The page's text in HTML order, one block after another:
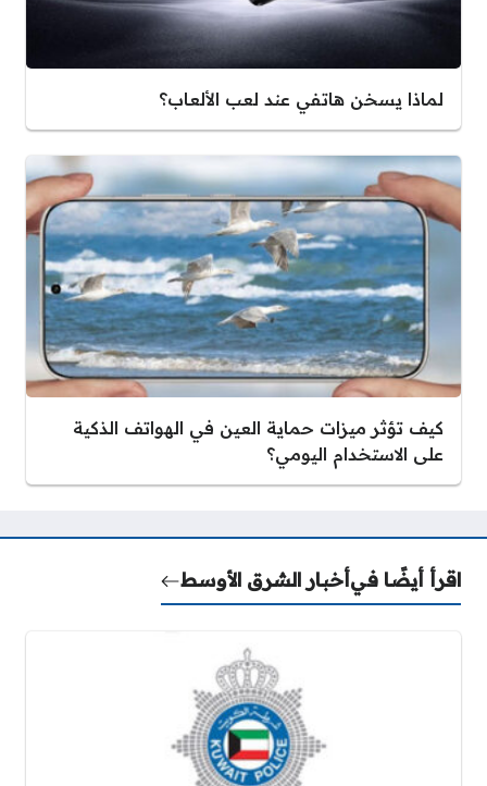
لماذا يسخن هاتفي عند لعب الألعاب؟
كيف تؤثر ميزات حماية العين في الهواتف الذكية
على الاستخدام اليومي؟
اقرأ أيضًا فيأخبار الشرق الأوسط